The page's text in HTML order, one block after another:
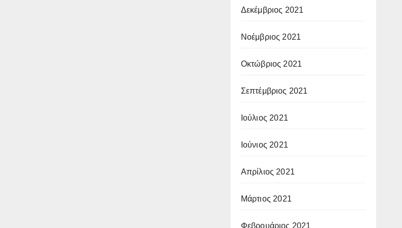
Δεκέμβριος 2021
Νοέμβριος 2021
Οκτώβριος 2021
Σεπτέμβριος 2021
Ιούλιος 2021
Ιούνιος 2021
Απρίλιος 2021
Μάρτιος 2021
Φεβρουάριος 2021